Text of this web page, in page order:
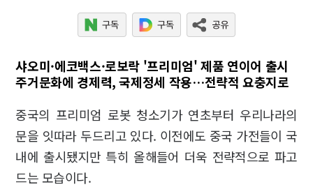
샤오미·에코백스·로보락 '프리미엄' 제품 연이어 출시
주거문화에 경제력, 국제정세 작용…전략적 요충지로
중국의 프리미엄 로봇 청소기가 연초부터 우리나라의
문을 잇따라 두드리고 있다. 이전에도 중국 가전들이 국
내에 출시됐지만 특히 올해들어 더욱 전략적으로 파고
드는 모습이다.